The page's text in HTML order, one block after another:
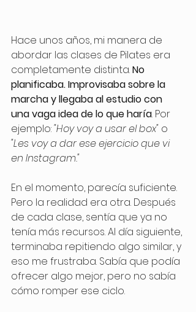
Hace unos años, mi manera de
abordar las clases de Pilates era
completamente distinta. No
planificaba. Improvisaba sobre la
marcha y llegaba al estudio con
una vaga idea de lo que haría. Por
ejemplo: "Hoy voy a usar el box" o
"Les voy a dar ese ejercicio que vi
en Instagram."
En el momento, parecía suficiente.
Pero la realidad era otra. Después
de cada clase, sentía que ya no
tenía más recursos. Al día siguiente,
terminaba repitiendo algo similar, y
eso me frustraba. Sabía que podía
ofrecer algo mejor, pero no sabía
cómo romper ese ciclo.